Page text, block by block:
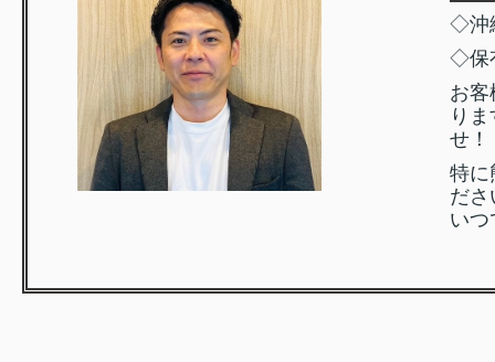
◇沖
◇保
お客
り
せ！
特に
ださ
いつ